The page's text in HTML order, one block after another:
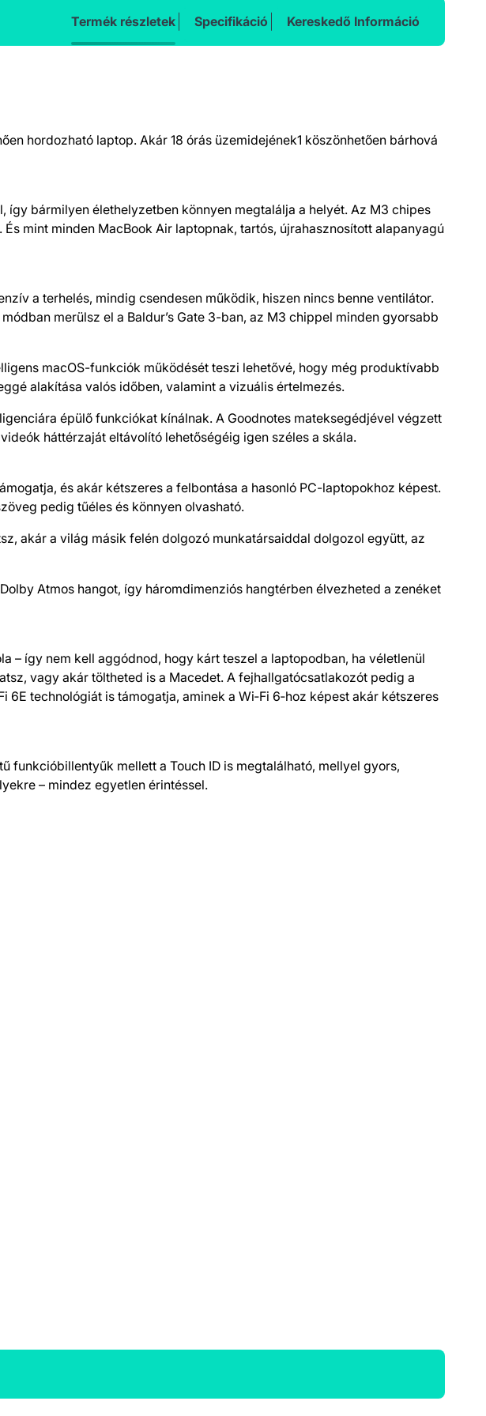
Termék részletek Specifikáció Kereskedő Információ
hordozható laptop. Akár 18 órás üzemidejének1 köszönhető­en bárhová
bármilyen élethelyzetben könnyen megtalálja a helyét. Az M3 chipes
mint minden MacBook Air laptop­nak, tartós, újrahasznosított alapanyagú
a terhelés, mindig csendesen működik, hiszen nincs benne ventilátor.
merülsz el a Baldur’s Gate 3-ban, az M3 chippel minden gyorsabb
macOS-funkciók működését teszi lehetővé, hogy még produktívabb
alakítása valós időben, valamint a vizuális értelmezés.
épülő funkciókat kínálnak. A Goodnotes mateksegédjével végzett
háttérzaját eltávo­lító lehetőségéig igen széles a skála.
és akár kétszeres a felbontása a hasonló PC-laptopokhoz képest.
pedig tűéles és könnyen olvasható.
akár a világ másik felén dolgozó munkatársaiddal dolgozol együtt, az
Atmos hangot, így háromdimenziós hangtér­ben élvezheted a zenéket
– így nem kell aggódnod, hogy kárt teszel a laptopodban, ha véletlenül
vagy akár töltheted is a Macedet. A fejhallgatócsatlakozót pedig a
technológiát is támogatja, aminek a Wi‑Fi 6‑hoz képest akár kétszeres
funkcióbillentyűk mellett a Touch ID is megtalálható, mellyel gyors,
– mindez egyetlen érintéssel.